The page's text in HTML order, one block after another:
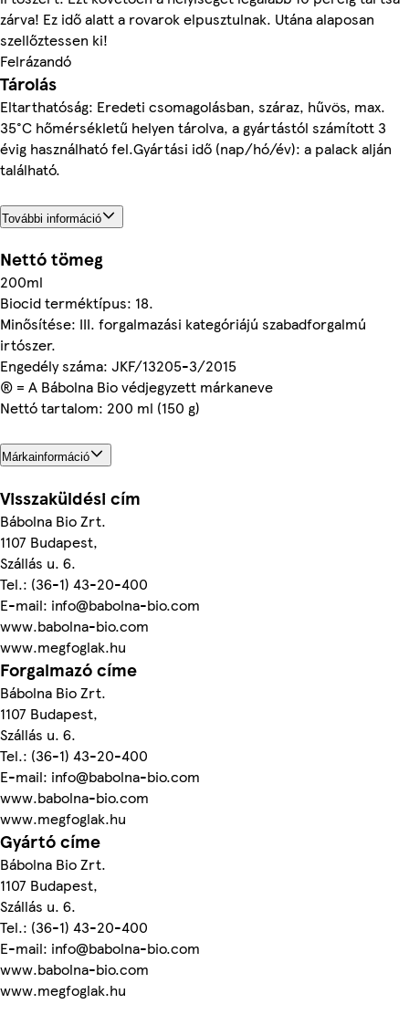
zárva! Ez idő alatt a rovarok elpusztulnak. Utána alaposan
szellőztessen ki!
Felrázandó
Tárolás
Eltarthatóság: Eredeti csomagolásban, száraz, hűvös, max.
35°C hőmérsékletű helyen tárolva, a gyártástól számított 3
évig használható fel.Gyártási idő (nap/hó/év): a palack alján
található.
További információ
Nettó tömeg
200ml
Biocid terméktípus: 18.
Minősítése: III. forgalmazási kategóriájú szabadforgalmú
irtószer.
Engedély száma: JKF/13205-3/2015
® = A Bábolna Bio védjegyzett márkaneve
Nettó tartalom: 200 ml (150 g)
Márkainformáció
Visszaküldési cím
Bábolna Bio Zrt.
1107 Budapest,
Szállás u. 6.
Tel.: (36-1) 43-20-400
E-mail: info@babolna-bio.com
www.babolna-bio.com
www.megfoglak.hu
Forgalmazó címe
Bábolna Bio Zrt.
1107 Budapest,
Szállás u. 6.
Tel.: (36-1) 43-20-400
E-mail: info@babolna-bio.com
www.babolna-bio.com
www.megfoglak.hu
Gyártó címe
Bábolna Bio Zrt.
1107 Budapest,
Szállás u. 6.
Tel.: (36-1) 43-20-400
E-mail: info@babolna-bio.com
www.babolna-bio.com
www.megfoglak.hu